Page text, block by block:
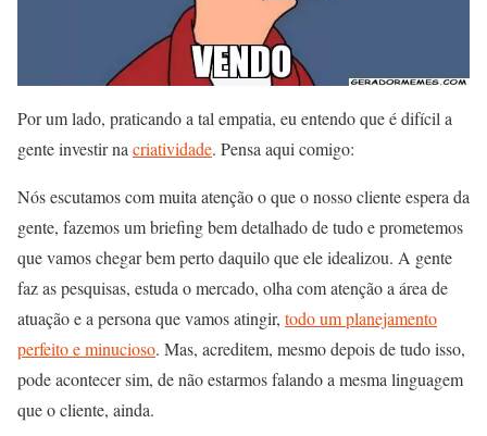
Por um lado, praticando a tal empatia, eu entendo que é difícil a
gente investir na criatividade. Pensa aqui comigo:
Nós escutamos com muita atenção o que o nosso cliente espera da
gente, fazemos um briefing bem detalhado de tudo e prometemos
que vamos chegar bem perto daquilo que ele idealizou. A gente
faz as pesquisas, estuda o mercado, olha com atenção a área de
atuação e a persona que vamos atingir, todo um planejamento
perfeito e minucioso. Mas, acreditem, mesmo depois de tudo isso,
pode acontecer sim, de não estarmos falando a mesma linguagem
que o cliente, ainda.